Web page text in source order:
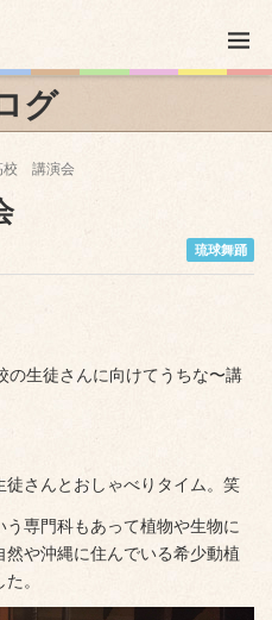
グ
校 講演会
琉球舞踊
の生徒さんに向けてうちな〜講
さんとおしゃべりタイム。笑
専門科もあって植物や生物に
や沖縄に住んでいる希少動植
。